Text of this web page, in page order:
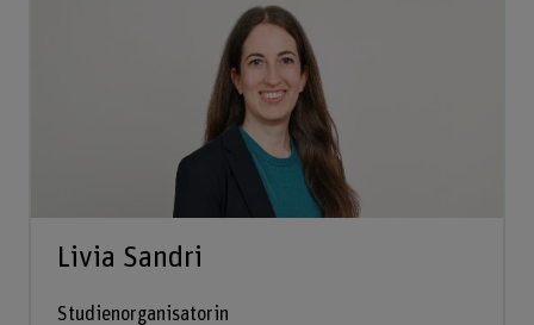
Livia Sandri
Studienorganisatorin